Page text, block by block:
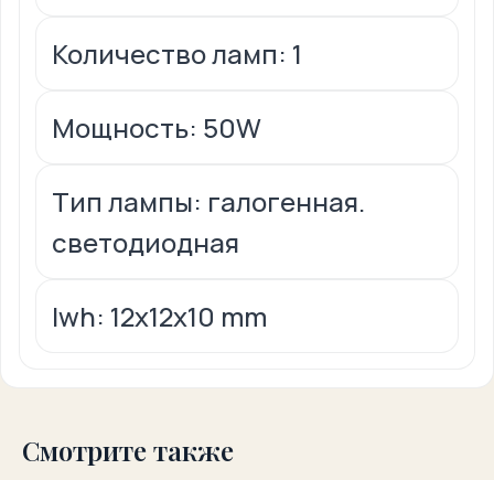
Количество ламп: 1
Мощность: 50W
Тип лампы: галогенная.
светодиодная
lwh: 12x12x10 mm
Смотрите также